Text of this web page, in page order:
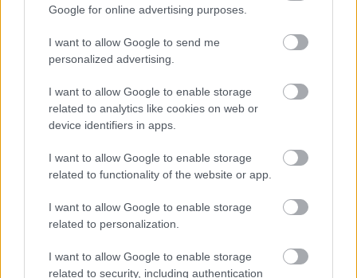
Google for online advertising purposes.
I want to allow Google to send me
personalized advertising.
I want to allow Google to enable storage
related to analytics like cookies on web or
device identifiers in apps.
I want to allow Google to enable storage
related to functionality of the website or app.
I want to allow Google to enable storage
related to personalization.
I want to allow Google to enable storage
related to security, including authentication
Σε πολλές χώρες θεωρείται φυσιολογικό να είναι οι